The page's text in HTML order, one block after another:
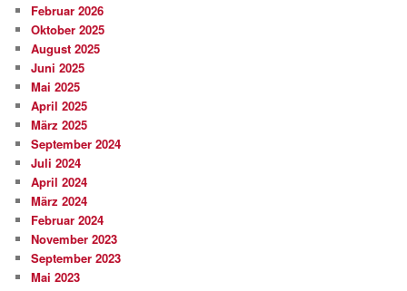
Februar 2026
Oktober 2025
August 2025
Juni 2025
Mai 2025
April 2025
März 2025
September 2024
Juli 2024
April 2024
März 2024
Februar 2024
November 2023
September 2023
Mai 2023